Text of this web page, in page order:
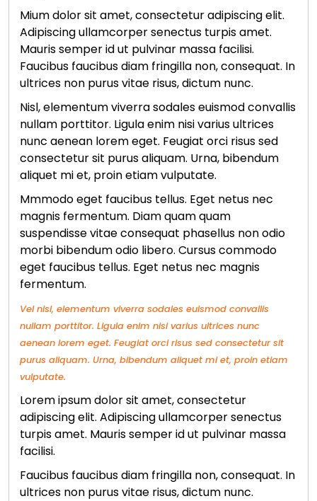
Mium dolor sit amet, consectetur adipiscing elit.
Adipiscing ullamcorper senectus turpis amet.
Mauris semper id ut pulvinar massa facilisi.
Faucibus faucibus diam fringilla non, consequat. In
ultrices non purus vitae risus, dictum nunc.
Nisl, elementum viverra sodales euismod convallis
nullam porttitor. Ligula enim nisi varius ultrices
nunc aenean lorem eget. Feugiat orci risus sed
consectetur sit purus aliquam. Urna, bibendum
aliquet mi et, proin etiam vulputate.
Mmmodo eget faucibus tellus. Eget netus nec
magnis fermentum. Diam quam quam
suspendisse vitae consequat phasellus non odio
morbi bibendum odio libero. Cursus commodo
eget faucibus tellus. Eget netus nec magnis
fermentum.
Vel nisl, elementum viverra sodales euismod convallis
nullam porttitor. Ligula enim nisi varius ultrices nunc
aenean lorem eget. Feugiat orci risus sed consectetur sit
purus aliquam. Urna, bibendum aliquet mi et, proin etiam
vulputate.
Lorem ipsum dolor sit amet, consectetur
adipiscing elit. Adipiscing ullamcorper senectus
turpis amet. Mauris semper id ut pulvinar massa
facilisi.
Faucibus faucibus diam fringilla non, consequat. In
ultrices non purus vitae risus, dictum nunc.